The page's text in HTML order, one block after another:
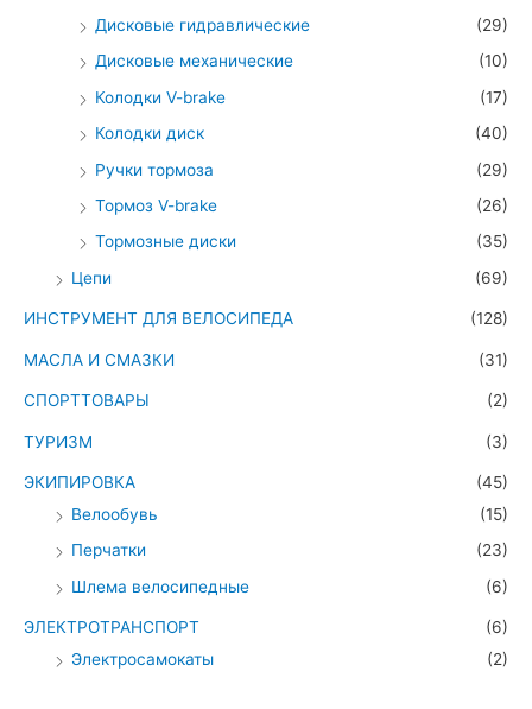
Дисковые гидравлические
(29)
Дисковые механические
(10)
Колодки V-brake
(17)
Колодки диск
(40)
Ручки тормоза
(29)
Тормоз V-brake
(26)
Тормозные диски
(35)
Цепи
(69)
ИНСТРУМЕНТ ДЛЯ ВЕЛОСИПЕДА (128)
МАСЛА И СМАЗКИ (31)
СПОРТТОВАРЫ (2)
ТУРИЗМ (3)
ЭКИПИРОВКА
(45)
Велообувь
(15)
Перчатки
(23)
Шлема велосипедные
(6)
ЭЛЕКТРОТРАНСПОРТ
(6)
Электросамокаты
(2)